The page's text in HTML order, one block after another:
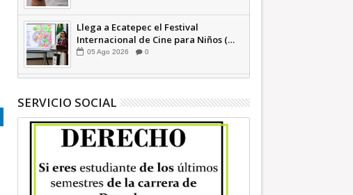
Llega a Ecatepec el Festival
Internacional de Cine para Niños (…
y no tan Niños) +Video INFORMATIVA
05 Ago 2026 0
SERVICIO SOCIAL